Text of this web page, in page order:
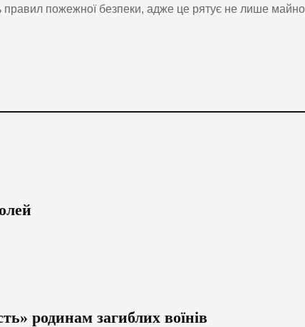
правил пожежної безпеки, адже це рятує не лише
родинам загиблих воїнів